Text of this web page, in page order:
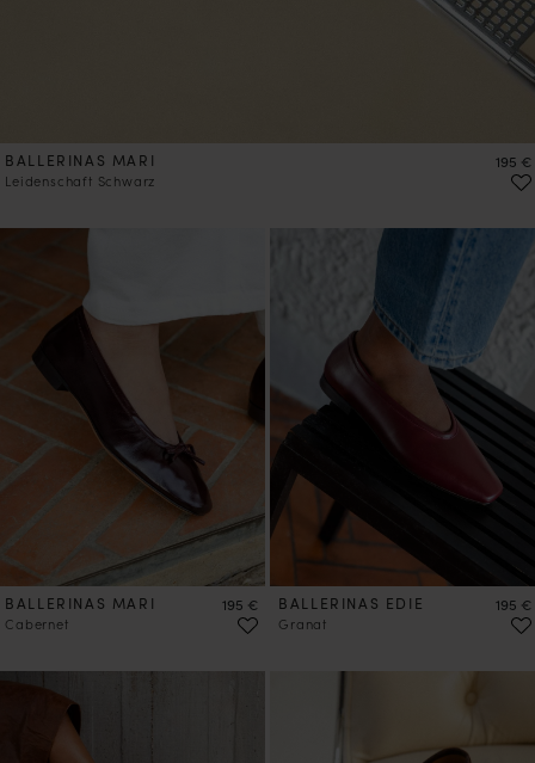
BALLERINAS MARI
Leidenschaft Schwarz
Preis
195 €
BALLERINAS MARI
Cabernet
Preis
195 €
VORBESTELLEN
BALLERINAS EDIE
Granat
Preis
195 €